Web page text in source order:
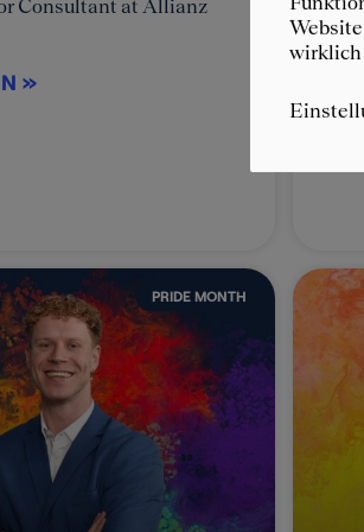
Consultant at Allianz
»
PRIDE MONTH
wirklich